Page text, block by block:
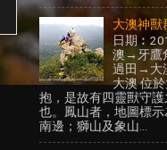
大澳神獸
日期
澳→牙鷹
過田→大
大澳 位
抱，是故有四靈獸守
也。鳳山者，地圖標
南邊；獅山及象山...